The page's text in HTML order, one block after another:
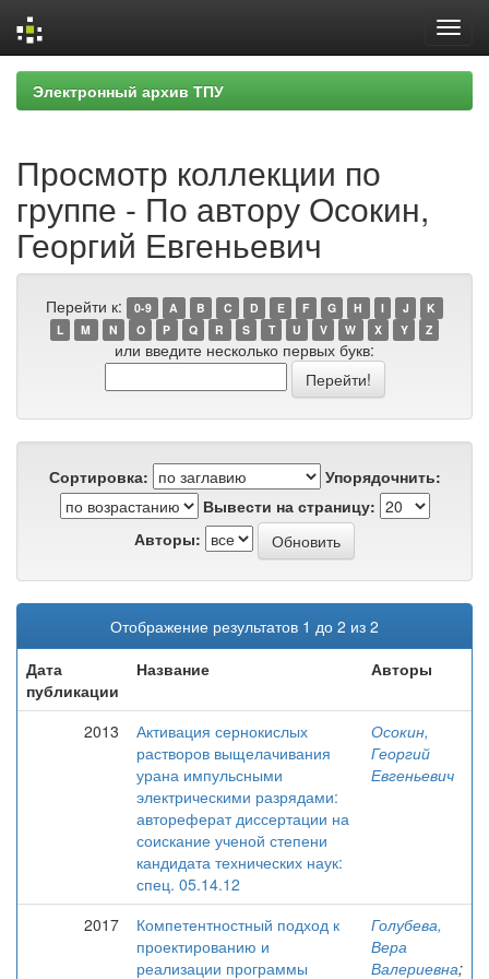
Skip
navigation
Электронный архив ТПУ
Просмотр коллекции по
группе - По автору Осокин,
Георгий Евгеньевич
Перейти к: 0-9 A B C D E F G H I J
K
L
M N O P Q R S T U V W X Y Z
или введите несколько первых букв:
Сортировка:
Упорядочнить:
Вывести на страницу:
Авторы:
Отображение результатов 1 до 2 из 2
Дата
публикации
Название Авторы
2013
Активация сернокислых
растворов выщелачивания
урана импульсными
электрическими разрядами:
автореферат диссертации на
соискание ученой степени
кандидата технических наук:
спец. 05.14.12
Осокин,
Георгий
Евгеньевич
2017
Компетентностный подход к
проектированию и
реализации программы
Голубева,
Вера
Валериевна;